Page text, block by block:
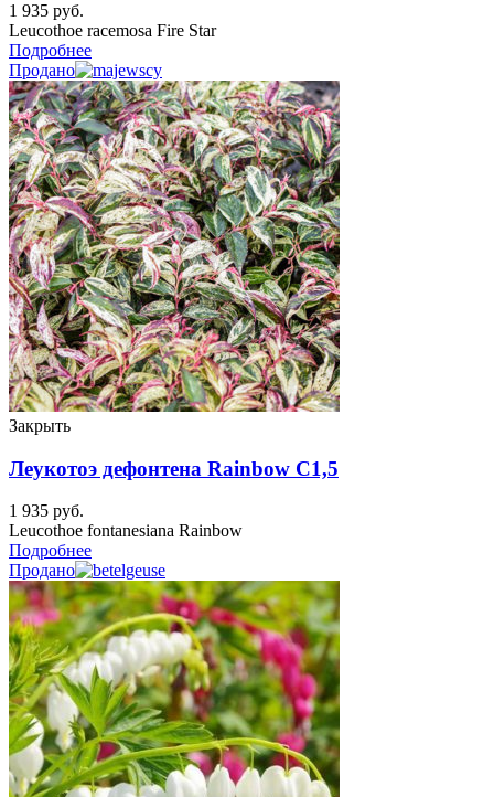
1 935 руб.
Leucothoe racemosa Fire Star
Подробнее
Продано
Закрыть
Леукотоэ дефонтена Rainbow C1,5
1 935 руб.
Leucothoe fontanesiana Rainbow
Подробнее
Продано